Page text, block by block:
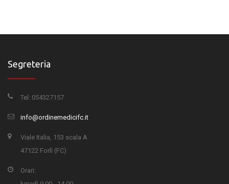
Segreteria
Tel: 054327157
info@ordinemedicifc.it
Viale Italia, 153 scala A
47122 Forlì (FC)
Orari: